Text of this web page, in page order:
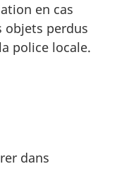
en cas
objets perdus
police locale.
dans